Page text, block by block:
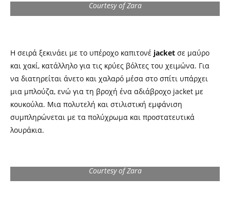
Courtesy of Zara
Η σειρά ξεκινάει με το υπέροχο καπιτονέ jacket σε μαύρο
και χακί, κατάλληλο για τις κρύες βόλτες του χειμώνα. Για
να διατηρείται άνετο και χαλαρό μέσα στο σπίτι υπάρχει
μια μπλούζα, ενώ για τη βροχή ένα αδιάβροχο jacket με
κουκούλα. Μια πολυτελή και στιλιστική εμφάνιση
συμπληρώνεται με τα πολύχρωμα και προστατευτικά
λουράκια.
Courtesy of Zara